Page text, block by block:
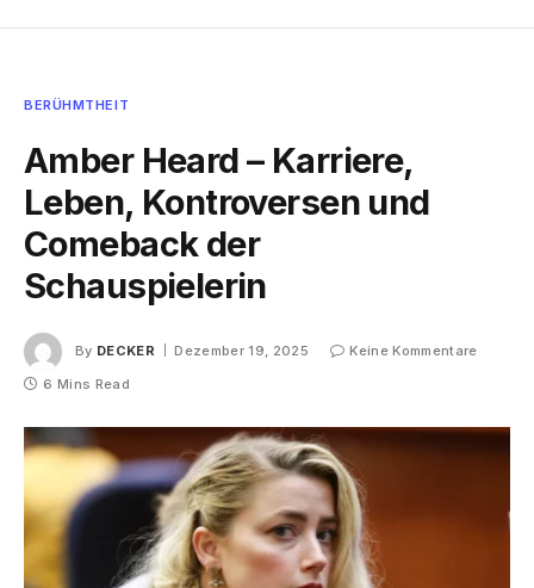
BERÜHMTHEIT
Amber Heard – Karriere,
Leben, Kontroversen und
Comeback der
Schauspielerin
By DECKER Dezember 19, 2025
Keine Kommentare
6 Mins Read